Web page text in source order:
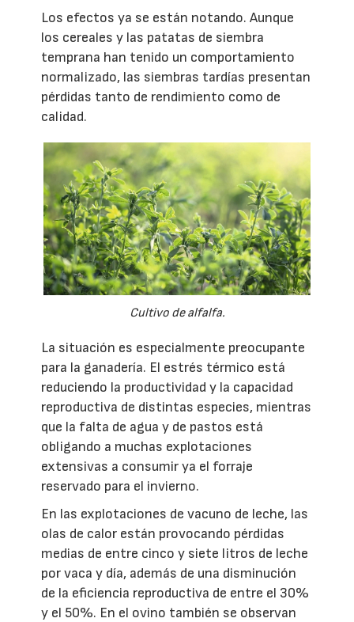
Los efectos ya se están notando. Aunque
los cereales y las patatas de siembra
temprana han tenido un comportamiento
normalizado, las siembras tardías presentan
pérdidas tanto de rendimiento como de
calidad.
Cultivo de alfalfa.
La situación es especialmente preocupante
para la ganadería. El estrés térmico está
reduciendo la productividad y la capacidad
reproductiva de distintas especies, mientras
que la falta de agua y de pastos está
obligando a muchas explotaciones
extensivas a consumir ya el forraje
reservado para el invierno.
En las explotaciones de vacuno de leche, las
olas de calor están provocando pérdidas
medias de entre cinco y siete litros de leche
por vaca y día, además de una disminución
de la eficiencia reproductiva de entre el 30%
y el 50%. En el ovino también se observan